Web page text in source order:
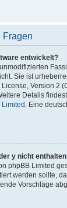
Fragen
entwickelt?
Sie ist
Version 2
Details
. Eine
y nicht
phpBB Limited
werden sollte,
Vorschläge